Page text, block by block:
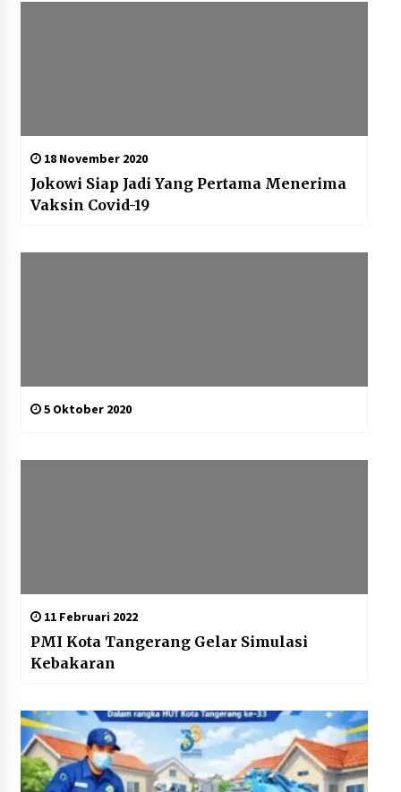
18 November 2020
Jokowi Siap Jadi Yang Pertama Menerima
Vaksin Covid-19
5 Oktober 2020
11 Februari 2022
PMI Kota Tangerang Gelar Simulasi
Kebakaran